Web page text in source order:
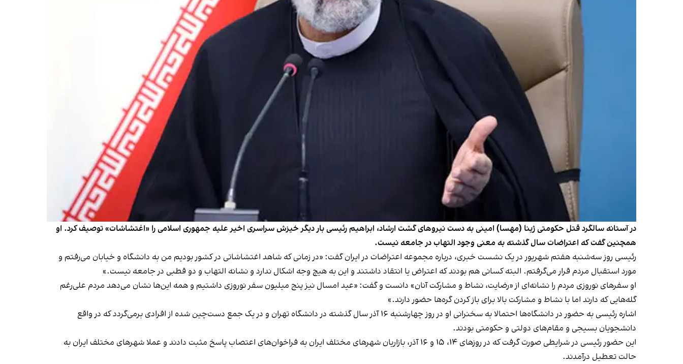
در آستانه سالگرد قتل حکومتی ژینا (مهسا) امینی به دست نیروهای گشت ارشاد، ابراهیم رئیسی بار دیگر خیزش سراسری اخیر علیه جمهوری اسلامی را «اغتشاشات» توصیف کرد. او
همچنین گفت که اعتراضات سال گذشته به معنی وجود التهاب در جامعه نیست.
رئیسی روز سه‌شنبه هفتم شهریور در یک نشست خبری، درباره مجموعه اعتراضات در ایران گفت: «در زمانی که شاهد اغتشاشاتی در کشور بودیم من به دانشگاه و خیابان می‌رفتم و
مورد استقبال مردم قرار می‌گرفتم. البته کسانی هم بودند که اعتراض یا انتقاد داشتند و این به هیچ وجه اشکال ندارد و نشانه التهاب و دو قطبی در جامعه نیست.»
او سفرهای نوروزی مردم را نشانه‌ای از «رضایت، نشاط و مشارکت آنان» دانست و گفت: «عید امسال نیز پنج میلیون سفر نوروزی داشتیم و همه این‌ها نشان می‌دهد مردم علی‌رغم
گله‌هایی که دارند اما با نشاط و مشارکت بالا برای باز کردن گره‌ها حضور دارند.»
اشاره رئیسی به حضور در دانشگاه‌ها احتمالا به سخنرانی او در روز چهارشنبه ۱۶ آذر سال گذشته در دانشگاه تهران و در یک جمع دست‌چین شده از افرادی برمی‌گردد که در واقع
دانشجویان بسیجی و مقام‌های دولتی و حکومتی بودند.
این حضور رئیسی در شرایطی صورت گرفت که در روزهای ۱۴، ۱۵ و ۱۶ آذر، بازاریان شهرهای مختلف ایران به فراخوان‌های اعتصاب پاسخ مثبت دادند و عملا شهرهای مختلف ایران به
حالت تعطیل درآمدند.